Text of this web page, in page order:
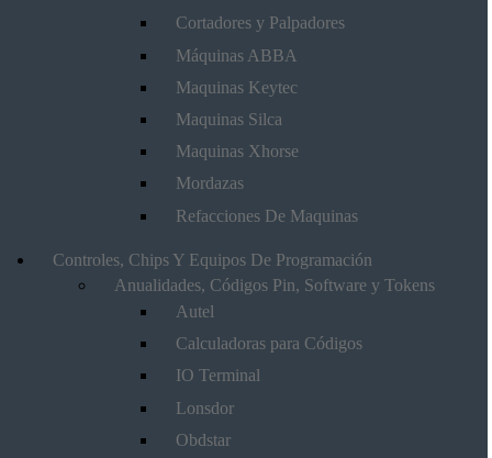
Cortadores y Palpadores
Máquinas ABBA
Maquinas Keytec
Maquinas Silca
Maquinas Xhorse
Mordazas
Refacciones De Maquinas
Controles, Chips Y Equipos De Programación
Anualidades, Códigos Pin, Software y Tokens
Autel
Calculadoras para Códigos
IO Terminal
Lonsdor
Obdstar